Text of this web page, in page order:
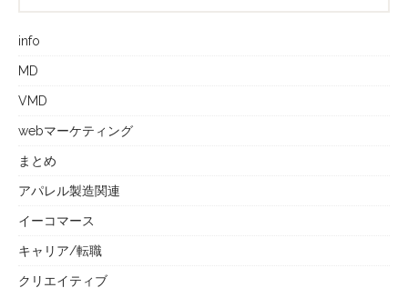
info
MD
VMD
webマーケティング
まとめ
アパレル製造関連
イーコマース
キャリア/転職
クリエイティブ